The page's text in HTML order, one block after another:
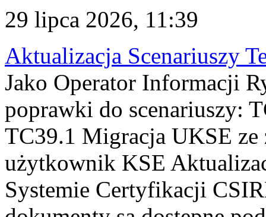
29 lipca 2026, 11:39
Aktualizacja Scenariuszy
Jako Operator Informacji
poprawki do scenariuszy:
TC39.1 Migracja UKSE
użytkownik KSE
Systemie Certyfikacji